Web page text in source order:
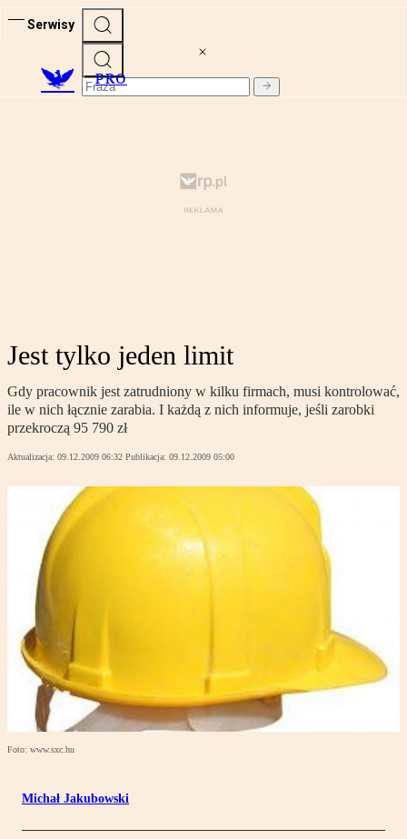
Serwisy
PRO
Jest tylko jeden limit
Gdy pracownik jest zatrudniony w kilku firmach, musi kontrolować,
ile w nich łącznie zarabia. I każdą z nich informuje, jeśli zarobki
przekroczą 95 790 zł
Aktualizacja: 09.12.2009 06:32 Publikacja: 09.12.2009 05:00
Foto: www.sxc.hu
Michał Jakubowski